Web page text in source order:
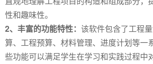
性和趣味性。
2、丰富的功能特性： 该软件包含了工程
算、工程预算、材料管理、进度计划等一
些功能可以满足学生在学习和实践过程中